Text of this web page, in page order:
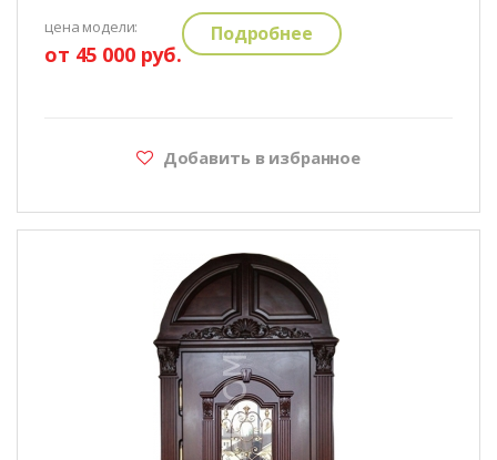
цена модели:
от 45 000 руб.
Подробнее
Добавить в избранное